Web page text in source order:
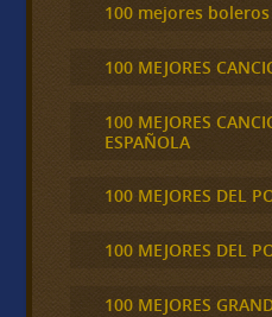
100 mejores
100 MEJORES
100 MEJORES
ESPAÑOLA
100 MEJORES DEL
100 MEJORES DEL
100 MEJORES